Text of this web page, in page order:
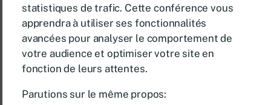
statistiques de trafic. Cette conférence vous
apprendra à utiliser ses fonctionnalités
avancées pour analyser le comportement de
votre audience et optimiser votre site en
fonction de leurs attentes.
Parutions sur le même propos: